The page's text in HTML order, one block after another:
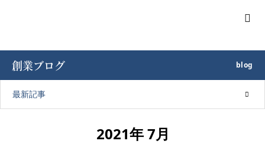
創業ブログ blog
最新記事
2021年 7月